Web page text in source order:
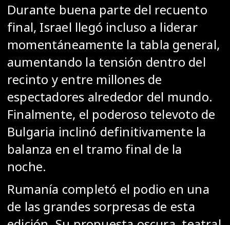
Durante buena parte del recuento
final, Israel llegó incluso a liderar
momentáneamente la tabla general,
aumentando la tensión dentro del
recinto y entre millones de
espectadores alrededor del mundo.
Finalmente, el poderoso televoto de
Bulgaria inclinó definitivamente la
balanza en el tramo final de la
noche.
Rumanía completó el podio en una
de las grandes sorpresas de esta